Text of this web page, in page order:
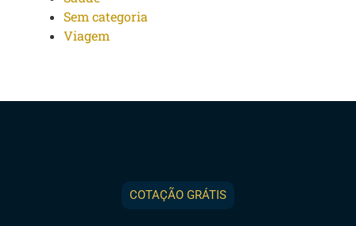
Sem categoria
Viagem
COTAÇÃO GRÁTIS